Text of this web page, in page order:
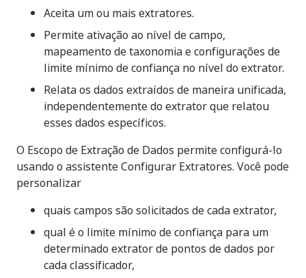
Aceita um ou mais extratores.
Permite ativação ao nível de campo,
mapeamento de taxonomia e configurações de
limite mínimo de confiança no nível do extrator.
Relata os dados extraídos de maneira unificada,
independentemente do extrator que relatou
esses dados específicos.
O Escopo de Extração de Dados permite configurá-lo
usando o assistente Configurar Extratores. Você pode
personalizar
quais campos são solicitados de cada extrator,
qual é o limite mínimo de confiança para um
determinado extrator de pontos de dados por
cada classificador,